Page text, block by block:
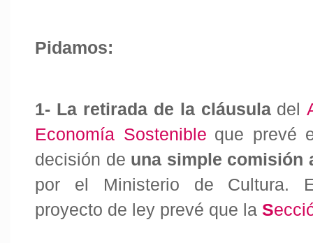
Pidamos:
1- La retirada de la cláusula del
Economía Sostenible que prevé
decisión de una simple comisión
por el Ministerio de Cultura.
proyecto de ley prevé que la S